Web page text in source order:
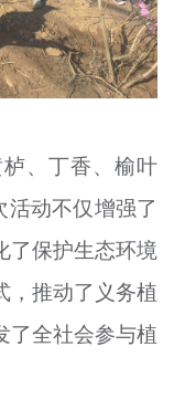
、丁香、榆叶
动不仅增强了
了保护生态环境
，推动了义务植
了全社会参与植